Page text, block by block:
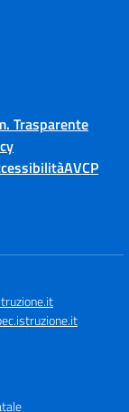
Trasparente
AVCP